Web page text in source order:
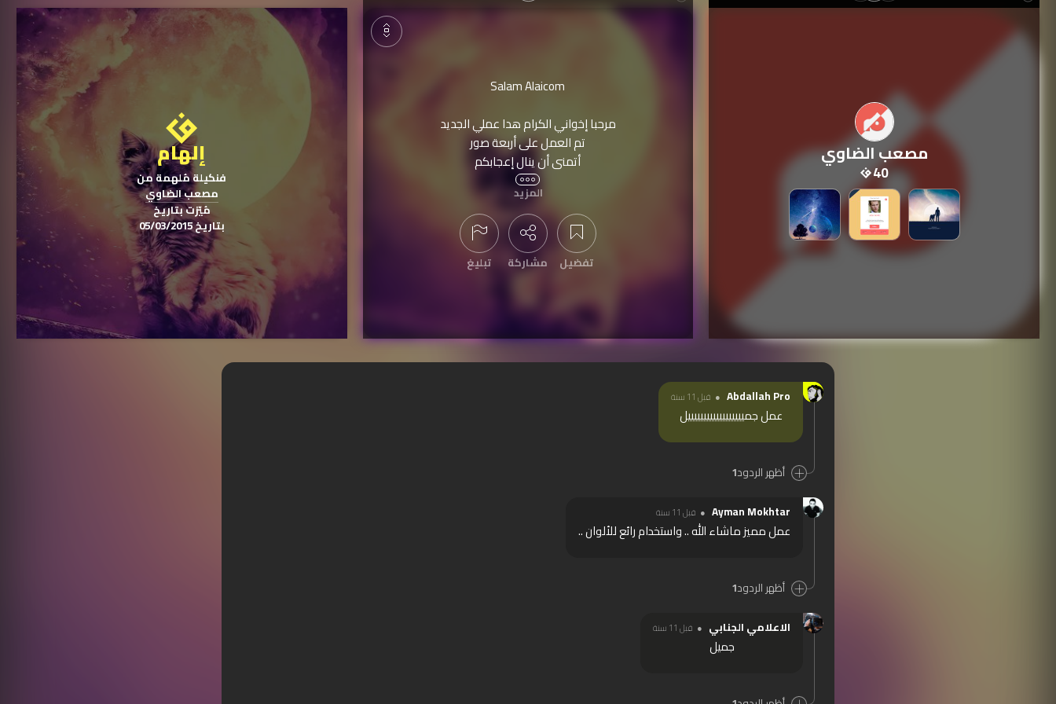
مصعب الضاوي
40
Salam Alaicom
مرحبا إخواني الكرام هدا عملي الجديد
تم العمل على أربعة صور
أتمنى أن ينال إعجابكم
الملحقات في الرابط التالي
[رابط]
#دمج
تمّت مشاهدتها1,641
المزيد
تفضيل مشاركة تبليغ
إلهام
فنكيلة مُلهمة من
مصعب الضاوي
مُيّزت بتاريخ
بتاريخ 05/03/2015
عرض التعليقات
Abdallah Pro قبل 11 سنة
عمل جمييييييييييييييييييل
أظهر الردود1
Ayman Mokhtar
قبل 11 سنة
عمل مميز ماشاء الله .. واستخدام رائع للألوان ..
أظهر الردود1
الاعلامي الجنابي
قبل 11 سنة
جميل